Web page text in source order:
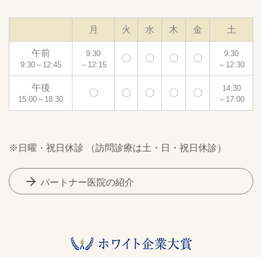
月 火 水 木 金 土
午前
9:30～12:45
9:30
～12:15
〇 〇 〇 〇
9:30
～12:30
午後
15:00～18:30
〇 〇 〇 〇 〇
14:30
～17:00
※日曜・祝日休診 （訪問診療は土・日・祝日休診）
arrow_forward パートナー医院の紹介